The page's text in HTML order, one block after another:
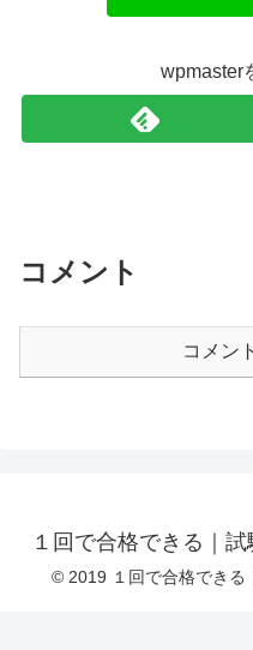
wpmaster
コメント
コメン
１回で合格できる｜
© 2019 １回で合格できる